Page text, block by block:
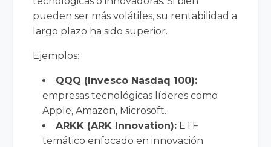
pueden ser más volátiles, su rentabilidad a
largo plazo ha sido superior.
Ejemplos:
QQQ (Invesco Nasdaq 100):
empresas tecnológicas líderes como
Apple, Amazon, Microsoft.
ARKK (ARK Innovation): ETF
temático enfocado en innovación